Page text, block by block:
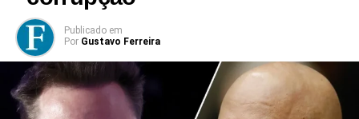
Publicado em
Por Gustavo Ferreira